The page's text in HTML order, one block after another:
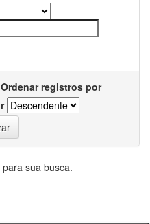
Ordenar registros por
sua busca.